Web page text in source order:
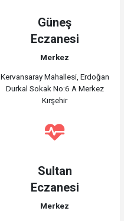
Güneş
Eczanesi
Merkez
Kervansaray Mahallesi, Erdoğan
Durkal Sokak No:6 A Merkez
Kırşehir
Sultan
Eczanesi
Merkez